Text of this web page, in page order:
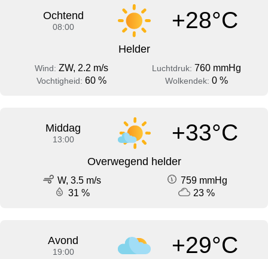
Ochtend
08:00 +28°C
Helder
Wind: ZW, 2.2 m/s Luchtdruk: 760 mmHg
Vochtigheid: 60 % Wolkendek: 0 %
Middag
13:00 +33°C
Overwegend helder
W, 3.5 m/s
759 mmHg
31 %
23 %
Avond
19:00 +29°C